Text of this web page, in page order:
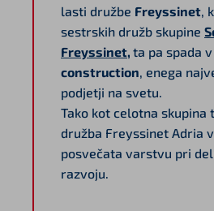
lasti družbe Freyssinet,
sestrskih družb skupine
Freyssinet, ta pa spada
construction, enega
podjetji na svetu.
Tako kot celotna skupina
družba Freyssinet Adria
posvečata varstvu pri
razvoju.